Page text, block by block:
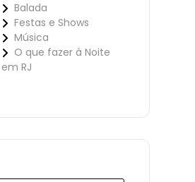
Balada
Festas e Shows
Música
O que fazer à Noite
em RJ